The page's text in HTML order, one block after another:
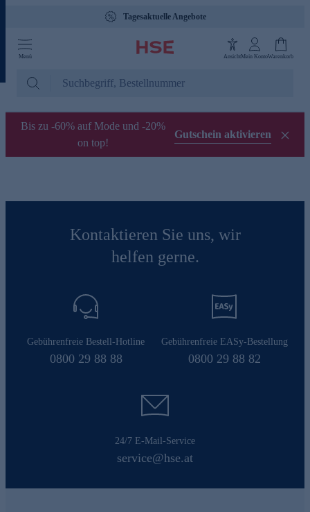
Tagesaktuelle Angebote
Menü AnsichtMein KontoWarenkorb
Bis zu -60% auf Mode und -20%
on top!
Gutschein aktivieren
Kontaktieren Sie uns, wir
helfen gerne.
Gebührenfreie Bestell-Hotline
0800 29 88 88
Gebührenfreie EASy-Bestellung
0800 29 88 82
24/7 E-Mail-Service
service@hse.at